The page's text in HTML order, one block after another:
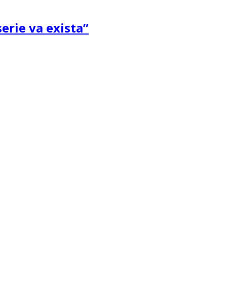
va exista”